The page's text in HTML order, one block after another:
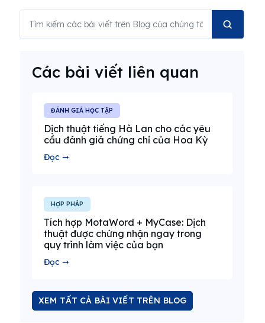
Các bài viết liên quan
ĐÁNH GIÁ HỌC TẬP
Dịch thuật tiếng Hà Lan cho các yêu
cầu đánh giá chứng chỉ của Hoa Kỳ
Đọc ➞
HỢP PHÁP
Tích hợp MotaWord + MyCase: Dịch
thuật được chứng nhận ngay trong
quy trình làm việc của bạn
Đọc ➞
XEM TẤT CẢ BÀI VIẾT TRÊN BLOG